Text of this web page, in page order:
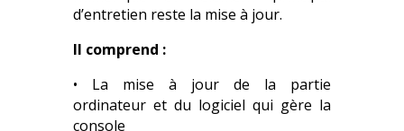
d’entretien reste la mise à jour.
Il comprend :
• La mise à jour de la partie
ordinateur et du logiciel qui gère la
console